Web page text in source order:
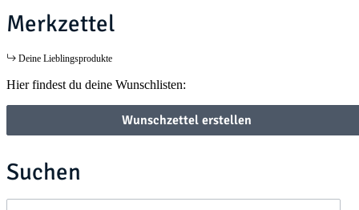
Merkzettel
Deine Lieblingsprodukte
Hier findest du deine Wunschlisten:
Wunschzettel erstellen
Suchen